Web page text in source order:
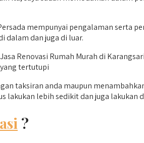
mempunyai pengalaman
dalam dan juga di luar.
Renovasi Rumah Murah di
tertutupi
taksiran anda maupun
lakukan lebih sedikit dan juga lakukan
?